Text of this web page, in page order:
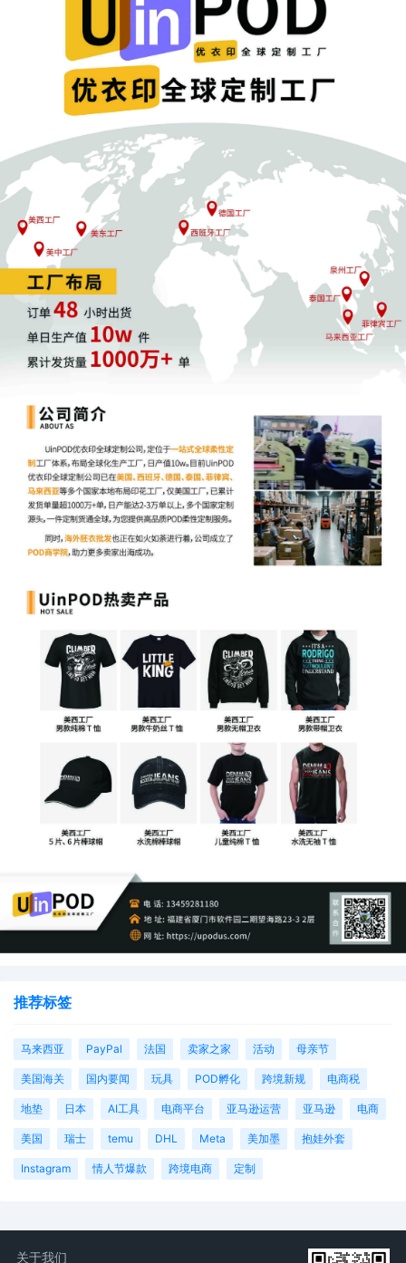
推荐标签
马来西亚 PayPal 法国 卖家之家 活动 母亲节
美国海关 国内要闻 玩具 POD孵化 跨境新规 电商税
地垫 日本 AI工具 电商平台 亚马逊运营 亚马逊 电商
美国 瑞士 temu DHL Meta 美加墨 抱娃外套
Instagram 情人节爆款 跨境电商 定制
关于我们